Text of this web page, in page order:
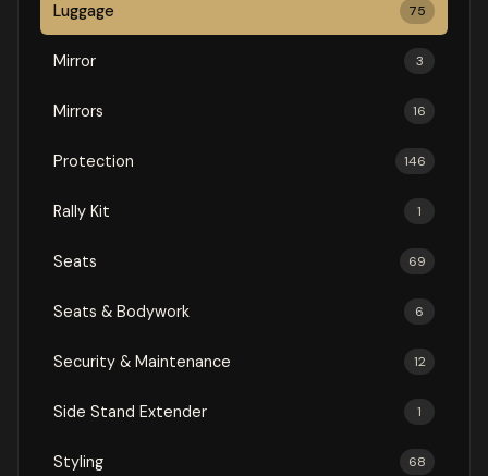
Luggage 75
Mirror 3
Mirrors 16
Protection 146
Rally Kit 1
Seats 69
Seats & Bodywork 6
Security & Maintenance 12
Side Stand Extender 1
Styling 68